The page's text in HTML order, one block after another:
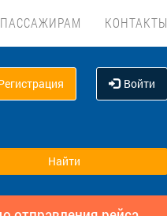
ПАССАЖИРАМ КОНТАКТЫ
Войти